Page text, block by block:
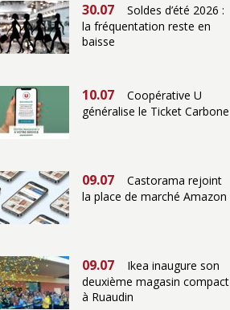
30.07
Soldes d’été 2026 :
la fréquentation reste en
baisse
10.07
Coopérative U
généralise le Ticket Carbone
09.07
Castorama rejoint
la place de marché Amazon
09.07
Ikea inaugure son
deuxième magasin compact
à Ruaudin